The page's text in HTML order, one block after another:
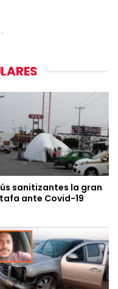
sanitizantes la gran
ante Covid-19